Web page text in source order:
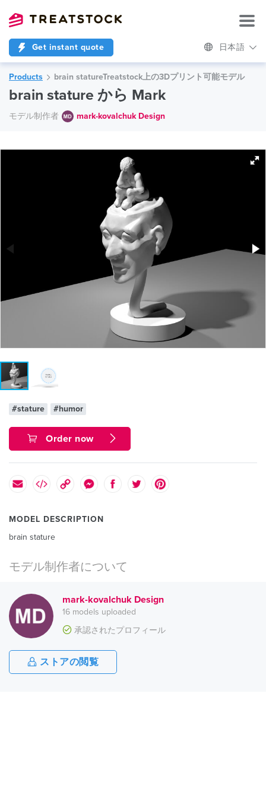
Get instant quote 日本語
Products brain statureTreatstock上の3Dプリント可能モデル
brain stature から Mark
モデル制作者 mark-kovalchuk Design
#stature #humor
Order now
MODEL DESCRIPTION
brain stature
モデル制作者について
mark-kovalchuk Design
16 models uploaded
承認されたプロフィール
ストアの閲覧